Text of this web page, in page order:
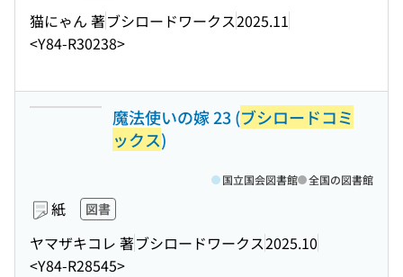
猫にゃん 著ブシロードワークス2025.11
<Y84-R30238>
魔法使いの嫁 23 (ブシロードコミ
ックス)
紙 図書
ヤマザキコレ 著ブシロードワークス2025.10
<Y84-R28545>
国立国会図書館 全国の図書館